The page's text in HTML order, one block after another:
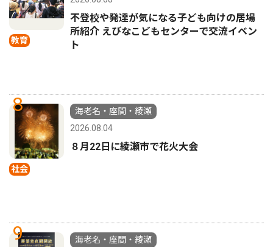
教育
不登校や発達が気になる子ども向けの居場
所紹介 えびなこどもセンターで交流イベン
ト
8
社会
海老名・座間・綾瀬
2026.08.04
８月22日に綾瀬市で花火大会
9
海老名・座間・綾瀬